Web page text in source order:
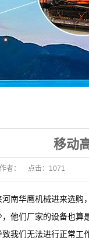
移动
作者： 点击： 1071
河南华鹰机械进来选购
他们厂家的设备也
我们无法进行正常工